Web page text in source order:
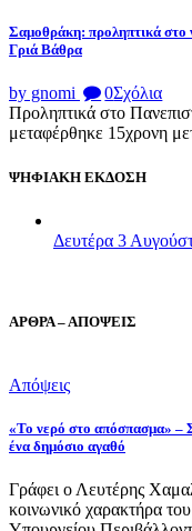
Σαμοθράκη: προληπτικά στο
Γριά Βάθρα
by gnomi 0Σχόλια
Προληπτικά στο
μεταφέρθηκε 15χρονη
ΨΗΦΙΑΚΗ ΕΚΔΟΣΗ
Δευτέρα 3
ΑΡΘΡΑ – ΑΠΟΨΕΙΣ
Απόψεις
«Το νερό στο απόσπασμα» –
ένα δημόσιο αγαθό
Γράφει ο Λευτέρης
κοινωνικό χαρακτήρα